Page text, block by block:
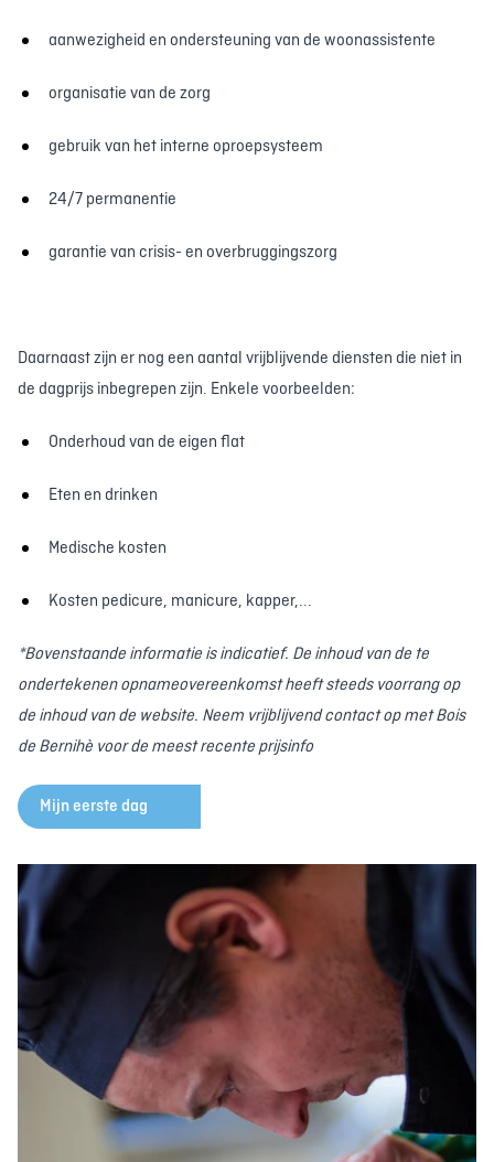
aanwezigheid en ondersteuning van de woonassistente
organisatie van de zorg
gebruik van het interne oproepsysteem
24/7 permanentie
garantie van crisis- en overbruggingszorg
Daarnaast zijn er nog een aantal vrijblijvende diensten die niet in
de dagprijs inbegrepen zijn. Enkele voorbeelden:
Onderhoud van de eigen flat
Eten en drinken
Medische kosten
Kosten pedicure, manicure, kapper,...
*Bovenstaande informatie is indicatief. De inhoud van de te
ondertekenen opnameovereenkomst heeft steeds voorrang op
de inhoud van de website. Neem vrijblijvend contact op met Bois
de Bernihè voor de meest recente prijsinfo
Mijn eerste dag